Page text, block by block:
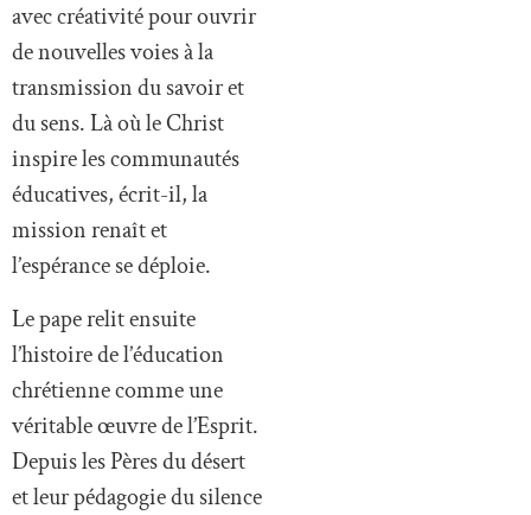
avec créativité pour ouvrir
de nouvelles voies à la
transmission du savoir et
du sens. Là où le Christ
inspire les communautés
éducatives, écrit-il, la
mission renaît et
l’espérance se déploie.
Le pape relit ensuite
l’histoire de l’éducation
chrétienne comme une
véritable œuvre de l’Esprit.
Depuis les Pères du désert
et leur pédagogie du silence